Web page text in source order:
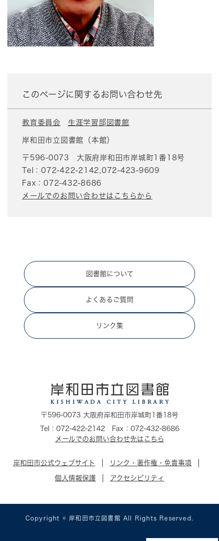
このページに関するお問い合わせ先
教育委員会 生涯学習部図書館
岸和田市立図書館（本館）
〒596-0073
大阪府岸和田市岸城町1番18号
Tel：072-422-2142,072-423-9609
Fax：072-432-8686
メールでのお問い合わせはこちらから
図書館について
よくあるご質問
リンク集
〒596-0073 大阪府岸和田市岸城町1番18号
Tel：072-422-2142 Fax：072-432-8686
メールでのお問い合わせ先はこちら
岸和田市公式ウェブサイト リンク・著作権・免責事項
個人情報保護 アクセシビリティ
Copyright © 岸和田市立図書館 All Rights Reserved.